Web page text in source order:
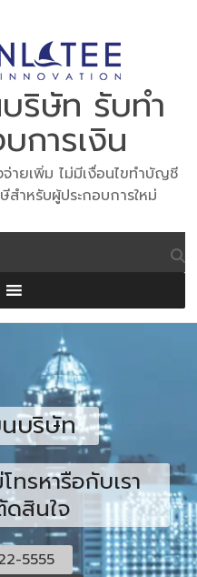
ริษัท รับทำ
ารเงิน
ายเพิ่ม ไม่มีเงื่อนไขทำบัญชี
ำหรับผู้ประกอบการใหม่
นบริษัท
ทรหารือกับเรา
สินใจ
5555